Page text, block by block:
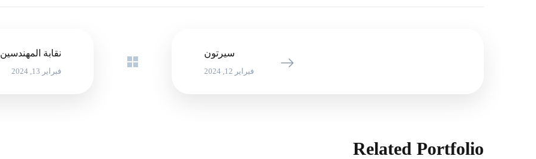
سيرتون
فبراير 12, 2024
نقابة المهندسين
فبراير 13, 2024
Related Portfolio